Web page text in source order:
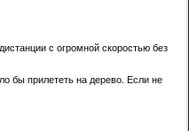
с огромной скоростью без
бы прилететь на дерево. Если не